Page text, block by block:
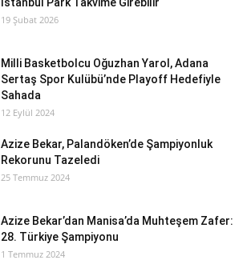
İstanbul Park Takvime Girebilir
19 Şubat 2026
Milli Basketbolcu Oğuzhan Yarol, Adana
Sertaş Spor Kulübü’nde Playoff Hedefiyle
Sahada
12 Eylül 2024
Azize Bekar, Palandöken’de Şampiyonluk
Rekorunu Tazeledi
25 Temmuz 2024
Azize Bekar’dan Manisa’da Muhteşem Zafer:
28. Türkiye Şampiyonu
1 Temmuz 2024